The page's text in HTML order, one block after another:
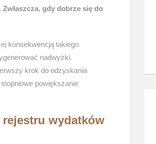
gdy dobrze się do
konsekwencją takiego
nadwyżki.
krok do odzyskania
powiększanie
wydatków